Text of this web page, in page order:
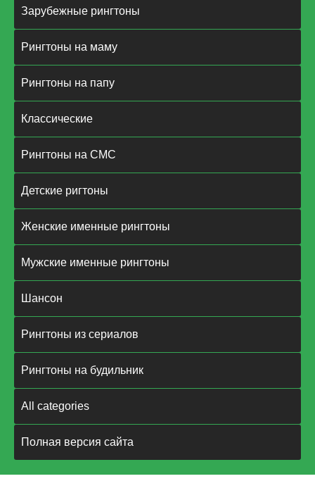
Зарубежные рингтоны
Рингтоны на маму
Рингтоны на папу
Классические
Рингтоны на СМС
Детские ригтоны
Женские именные рингтоны
Мужские именные рингтоны
Шансон
Рингтоны из сериалов
Рингтоны на будильник
All categories
Полная версия сайта